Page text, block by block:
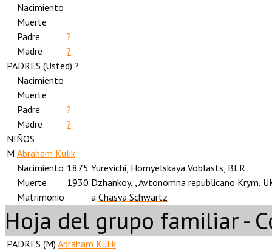
Nacimiento
Muerte
Padre
?
Madre
?
PADRES (Usted) ?
Nacimiento
Muerte
Padre
?
Madre
?
NIÑOS
M Abraham Kulik
Nacimiento 1875 Yurevichi, Homyelskaya Voblasts, BLR
Muerte
1930 Dzhankoy, , Avtonomna republicano Krym,
Matrimonio
a Chasya Schwartz
Hoja del grupo familiar -
PADRES (M) Abraham Kulik